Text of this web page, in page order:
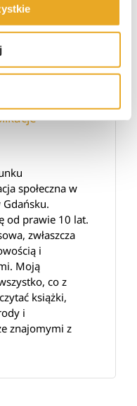
społeczna w
od prawie 10 lat.
zwłaszcza
i
Moją
co z
książki,
i
znajomymi z